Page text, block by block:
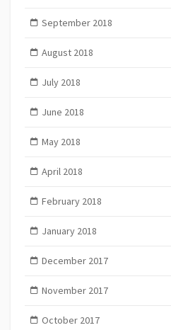
September 2018
August 2018
July 2018
June 2018
May 2018
April 2018
February 2018
January 2018
December 2017
November 2017
October 2017